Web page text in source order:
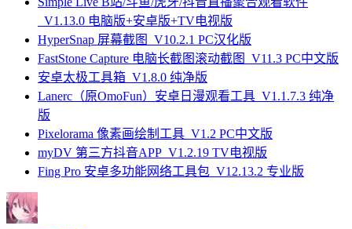
_V1.13.0 电脑版+安卓版+TV电视版
HyperSnap 屏幕截图_V10.2.1 PC汉化版
FastStone Capture 电脑长截图滚动截图_V11.3 PC中文版
安卓太极工具箱_V1.8.0 纯净版
Lanerc（原OmoFun）安卓日漫观看工具_V1.1.7.3 纯净
版
Pixelorama 像素画绘制工具_V1.2 PC中文版
myDV 第三方抖音APP_V1.2.19 TV电视版
Fing Pro 安卓多功能网络工具包_V12.13.2 专业版